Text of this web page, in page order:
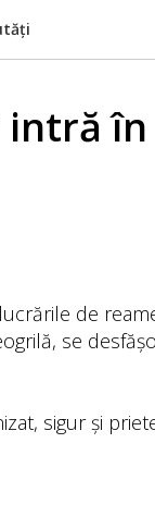
intră
de
se
sigur și